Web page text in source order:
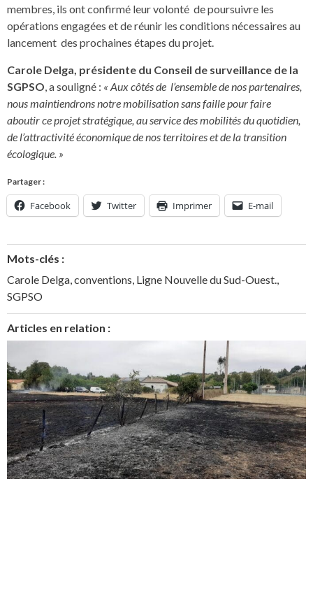
membres, ils ont confirmé leur volonté de poursuivre les
opérations engagées et de réunir les conditions nécessaires au
lancement des prochaines étapes du projet.
Carole Delga, présidente du Conseil de surveillance de la
SGPSO, a souligné : « Aux côtés de l’ensemble de nos partenaires,
nous maintiendrons notre mobilisation sans faille pour faire
aboutir ce projet stratégique, au service des mobilités du quotidien,
de l’attractivité économique de nos territoires et de la transition
écologique. »
Partager :
Facebook Twitter Imprimer E-mail
Mots-clés :
Carole Delga,conventions, Ligne Nouvelle du Sud-Ouest.,
SGPSO
Articles en relation :